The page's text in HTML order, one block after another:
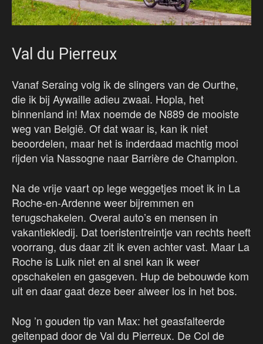
Val du Pierreux
Vanaf Seraing volg ik de slingers van de Ourthe,
die ik bij Aywaille adieu zwaai. Hopla, het
binnenland in! Max noemde de N889 de mooiste
weg van België. Of dat waar is, kan ik niet
beoordelen, maar het is inderdaad machtig mooi
rijden via Nassogne naar Barrière de Champlon.
Na de vrije vaart op lege weggetjes moet ik in La
Roche-en-Ardenne weer bijremmen en
terugschakelen. Overal auto’s en mensen in
vakantiekledij. Dat toeristentreintje van rechts heeft
voorrang, dus daar zit ik even achter vast. Maar La
Roche is Luik niet en al snel kan ik weer
opschakelen en gasgeven. Hup de bebouwde kom
uit en daar gaat deze beer alweer los in het bos.
Nog ’n gouden tip van Max: het geasfalteerde
geitenpad door de Val du Pierreux. De Col de